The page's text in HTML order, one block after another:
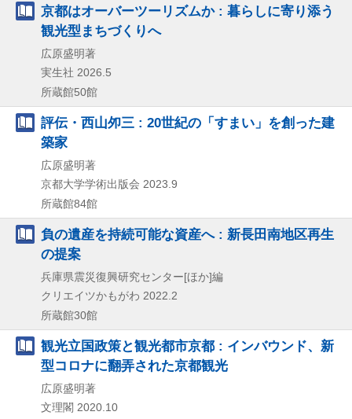
京都はオーバーツーリズムか : 暮らしに寄り添う
観光型まちづくりへ
広原盛明著
実生社 2026.5
所蔵館50館
評伝・西山夘三 : 20世紀の「すまい」を創った建
築家
広原盛明著
京都大学学術出版会 2023.9
所蔵館84館
負の遺産を持続可能な資産へ : 新長田南地区再生
の提案
兵庫県震災復興研究センター[ほか]編
クリエイツかもがわ 2022.2
所蔵館30館
観光立国政策と観光都市京都 : インバウンド、新
型コロナに翻弄された京都観光
広原盛明著
文理閣 2020.10